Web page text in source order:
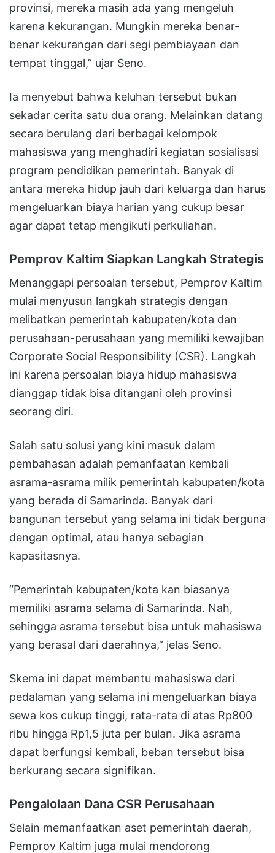
provinsi, mereka masih ada yang mengeluh
karena kekurangan. Mungkin mereka benar-
benar kekurangan dari segi pembiayaan dan
tempat tinggal,” ujar Seno.
Ia menyebut bahwa keluhan tersebut bukan
sekadar cerita satu dua orang. Melainkan datang
secara berulang dari berbagai kelompok
mahasiswa yang menghadiri kegiatan sosialisasi
program pendidikan pemerintah. Banyak di
antara mereka hidup jauh dari keluarga dan harus
mengeluarkan biaya harian yang cukup besar
agar dapat tetap mengikuti perkuliahan.
Pemprov Kaltim Siapkan Langkah Strategis
Menanggapi persoalan tersebut, Pemprov Kaltim
mulai menyusun langkah strategis dengan
melibatkan pemerintah kabupaten/kota dan
perusahaan-perusahaan yang memiliki kewajiban
Corporate Social Responsibility (CSR). Langkah
ini karena persoalan biaya hidup mahasiswa
dianggap tidak bisa ditangani oleh provinsi
seorang diri.
Salah satu solusi yang kini masuk dalam
pembahasan adalah pemanfaatan kembali
asrama-asrama milik pemerintah kabupaten/kota
yang berada di Samarinda. Banyak dari
bangunan tersebut yang selama ini tidak berguna
dengan optimal, atau hanya sebagian
kapasitasnya.
“Pemerintah kabupaten/kota kan biasanya
memiliki asrama selama di Samarinda. Nah,
sehingga asrama tersebut bisa untuk mahasiswa
yang berasal dari daerahnya,” jelas Seno.
Skema ini dapat membantu mahasiswa dari
pedalaman yang selama ini mengeluarkan biaya
sewa kos cukup tinggi, rata-rata di atas Rp800
ribu hingga Rp1,5 juta per bulan. Jika asrama
dapat berfungsi kembali, beban tersebut bisa
berkurang secara signifikan.
Pengalolaan Dana CSR Perusahaan
Selain memanfaatkan aset pemerintah daerah,
Pemprov Kaltim juga mulai mendorong